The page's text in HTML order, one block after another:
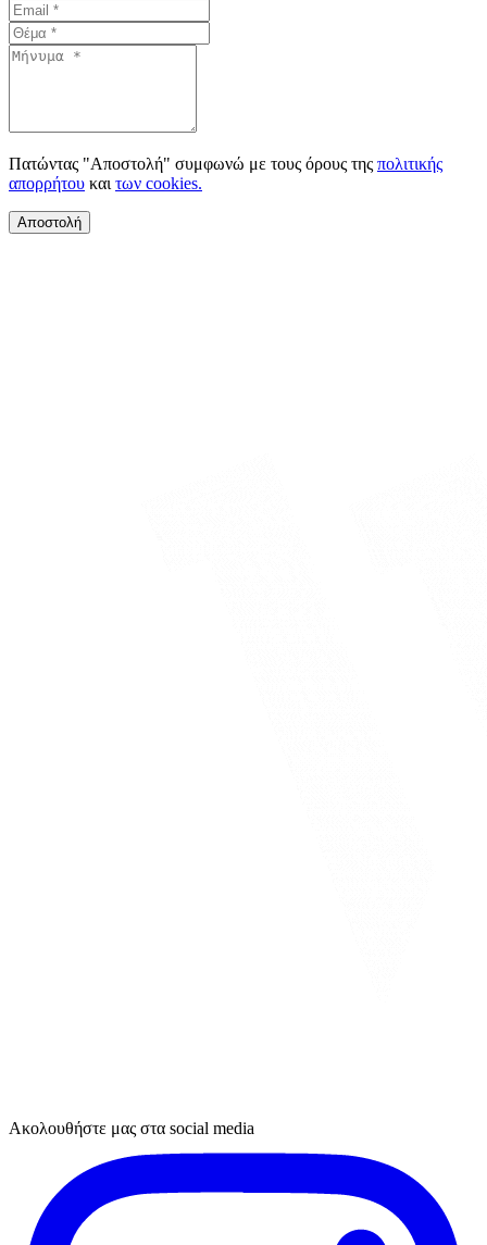
Πατώντας "Αποστολή" συμφωνώ με τους όρους της πολιτικής
απορρήτου και των cookies.
Αποστολή
Ακολουθήστε μας στα social media